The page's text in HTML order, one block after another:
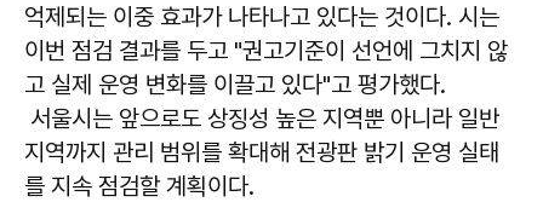
억제되는 이중 효과가 나타나고 있다는 것이다. 시는
이번 점검 결과를 두고 "권고기준이 선언에 그치지 않
고 실제 운영 변화를 이끌고 있다"고 평가했다.
서울시는 앞으로도 상징성 높은 지역뿐 아니라 일반
지역까지 관리 범위를 확대해 전광판 밝기 운영 실태
를 지속 점검할 계획이다.